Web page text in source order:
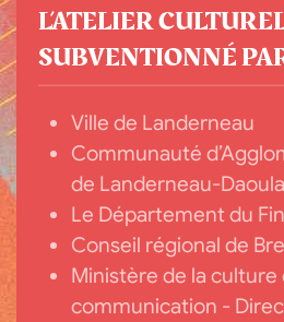
L’ATELIER
SUBVENTIONNÉ
Ville de Landerneau
Communauté
de Landerneau-
Le Département du
Conseil régional de
Ministère de la culture
communication -